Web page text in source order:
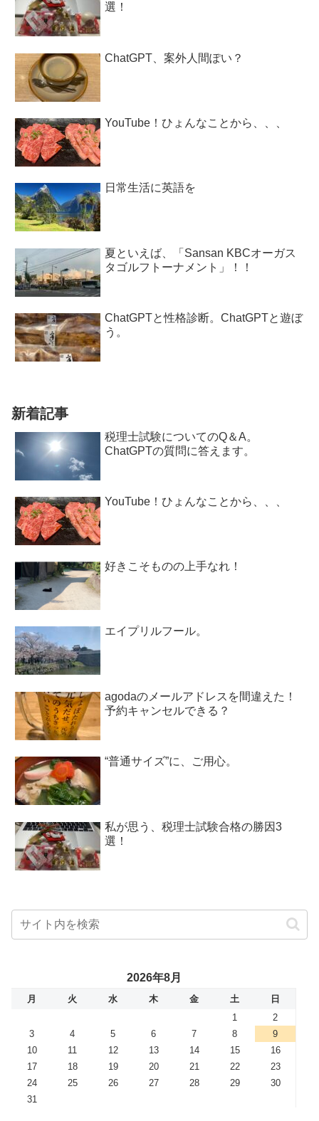
選！
ChatGPT、案外人間ぽい？
YouTube！ひょんなことから、、、
日常生活に英語を
夏といえば、「Sansan KBCオーガス
タゴルフトーナメント」！！
ChatGPTと性格診断。ChatGPTと遊ぼ
う。
新着記事
税理士試験についてのQ＆A。
ChatGPTの質問に答えます。
YouTube！ひょんなことから、、、
好きこそものの上手なれ！
エイプリルフール。
agodaのメールアドレスを間違えた！
予約キャンセルできる？
“普通サイズ”に、ご用心。
私が思う、税理士試験合格の勝因3
選！
2026年8月
月 火 水 木 金 土
日
1
2
3
4 5 6 7 8
9
10
11 12 13 14 15
16
17
18 19 20 21 22
23
24
25 26 27 28 29
30
31